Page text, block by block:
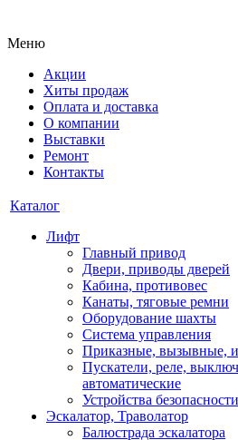
Меню
Акции
Хиты продаж
Оплата и доставка
О компании
Выставки
Ремонт
Контакты
Каталог
Лифт
Главный привод
Двери, приводы дверей
Кабина, противовес
Канаты, тяговые ремни
Оборудование шахты
Система управления
Приказные, вызывные,
Пускатели, реле,
автоматические
Устройства безопасности
Эскалатор, Траволатор
Балюстрада эскалатора